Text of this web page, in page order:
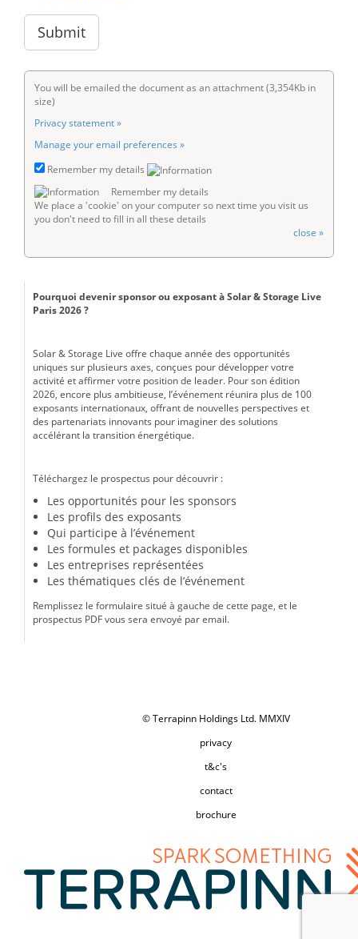
You will be emailed the document as an attachment (3,354Kb in
size)
Privacy statement »
Manage your email preferences »
Remember my details
Remember my details
We place a 'cookie' on your computer so next time you visit us
you don't need to fill in all these details
close »
Pourquoi devenir sponsor ou exposant à Solar & Storage Live
Paris 2026 ?
Solar & Storage Live offre chaque année des opportunités
uniques sur plusieurs axes, conçues pour développer votre
activité et affirmer votre position de leader. Pour son édition
2026, encore plus ambitieuse, l’événement réunira plus de 100
exposants internationaux, offrant de nouvelles perspectives et
des partenariats innovants pour imaginer des solutions
accélérant la transition énergétique.
Téléchargez le prospectus pour découvrir :
Les opportunités pour les sponsors
Les profils des exposants
Qui participe à l’événement
Les formules et packages disponibles
Les entreprises représentées
Les thématiques clés de l’événement
Remplissez le formulaire situé à gauche de cette page, et le
prospectus PDF vous sera envoyé par email.
© Terrapinn Holdings Ltd. MMXIV
privacy
t&c's
contact
brochure